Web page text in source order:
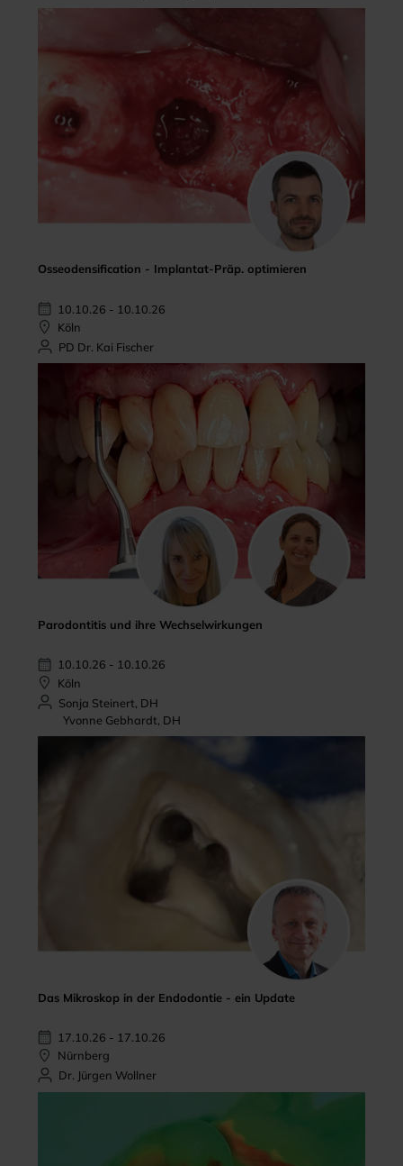
Osseodensification - Implantat-Präp. optimieren
10.10.26 - 10.10.26
Köln
PD Dr. Kai Fischer
Parodontitis und ihre Wechselwirkungen
10.10.26 - 10.10.26
Köln
Sonja Steinert, DH
Yvonne Gebhardt, DH
Das Mikroskop in der Endodontie - ein Update
17.10.26 - 17.10.26
Nürnberg
Dr. Jürgen Wollner